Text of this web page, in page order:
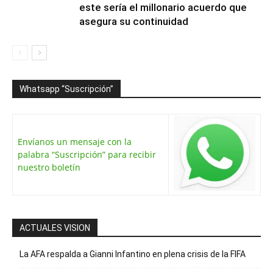
este sería el millonario acuerdo que
asegura su continuidad
Whatsapp “Suscripción”
Envíanos un mensaje con la
palabra “Suscripción” para recibir
nuestro boletín
ACTUALES VISION
La AFA respalda a Gianni Infantino en plena crisis de la FIFA